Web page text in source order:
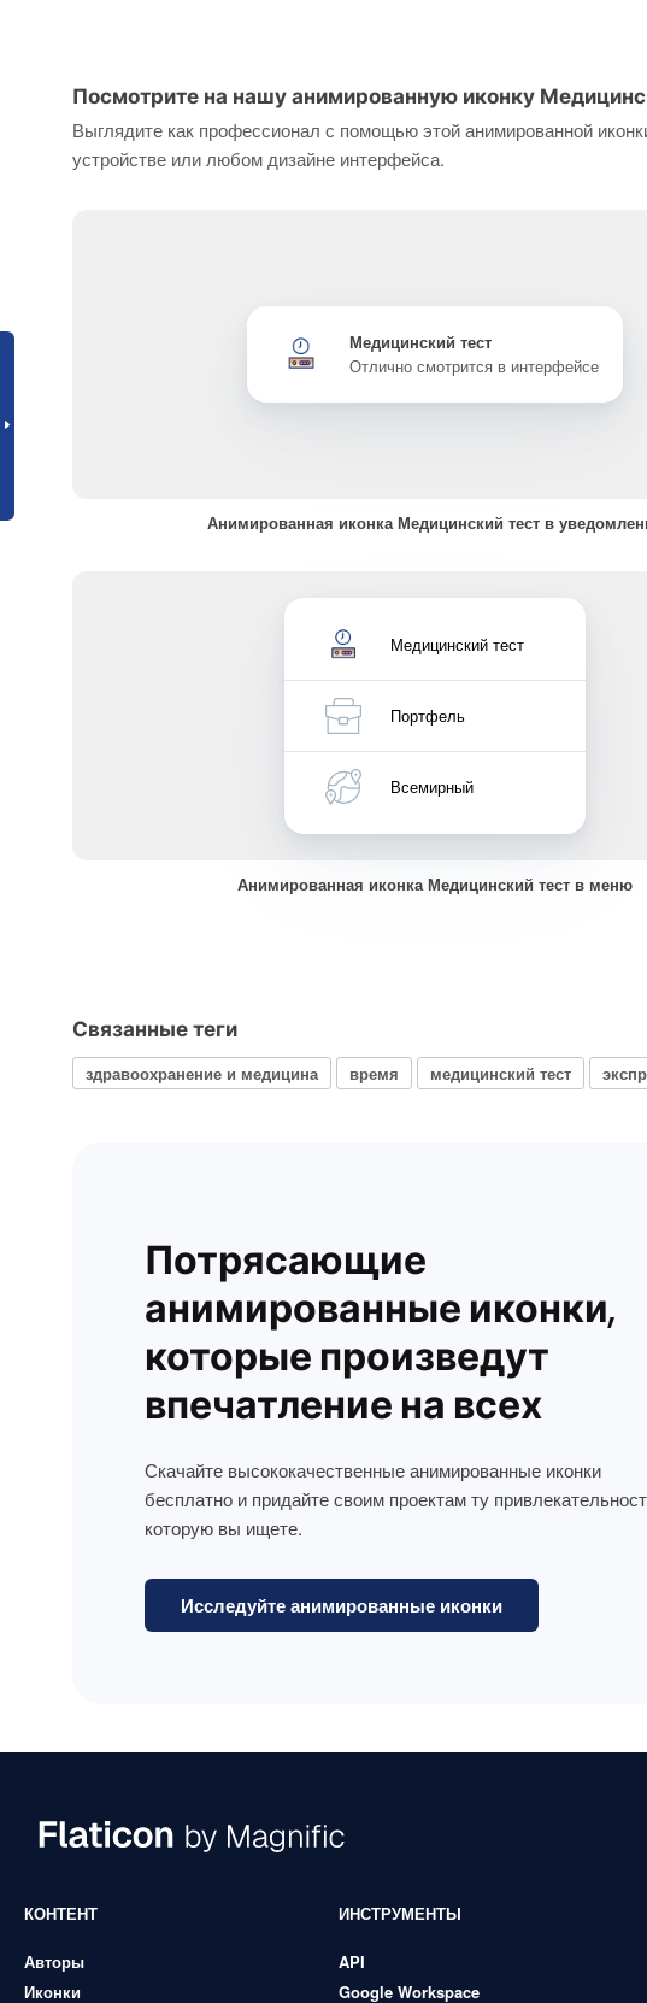
Посмотрите на нашу анимированную иконку
Выглядите как профессионал с помощью этой анимированной
устройстве или любом дизайне интерфейса.
Медицинский тест
Отлично смотрится в интерфейсе
Анимированная иконка Медицинский тест в
Медицинский тест
Портфель
Всемирный
Анимированная иконка Медицинский тест в меню
Связанные теги
здравоохранение и медицина время медицинский тест
Потрясающие
анимированные иконки,
которые произведут
впечатление на всех
Скачайте высококачественные анимированные иконки
бесплатно и придайте своим проектам ту
которую вы ищете.
Исследуйте анимированные иконки
КОНТЕНТ
Авторы
Иконки
ИНСТРУМЕНТЫ
API
Google Workspace